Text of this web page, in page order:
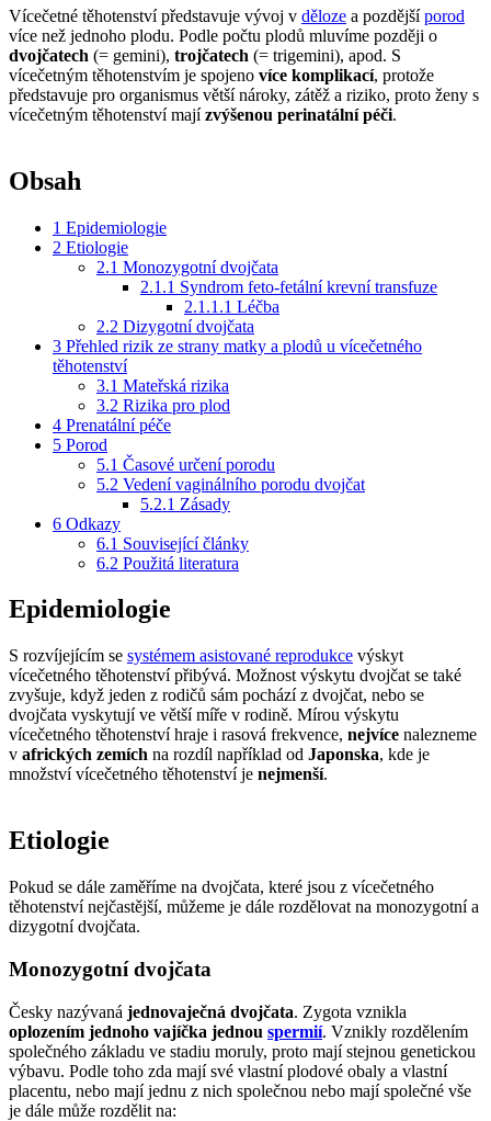
Vícečetné těhotenství představuje vývoj v děloze a pozdějšíporod
více než jednoho plodu. Podle počtu plodů mluvíme později o
dvojčatech (= gemini), trojčatech (= trigemini), apod. S
vícečetným těhotenstvím je spojeno více komplikací, protože
představuje pro organismus větší nároky, zátěž a riziko, proto ženy s
vícečetným těhotenství majízvýšenou perinatální péči.
Obsah
1 Epidemiologie
2 Etiologie
2.1 Monozygotní dvojčata
2.1.1 Syndrom feto-fetální krevní transfuze
2.1.1.1 Léčba
2.2 Dizygotní dvojčata
3 Přehled rizik ze strany matky a plodů u vícečetného
těhotenství
3.1 Mateřská rizika
3.2 Rizika pro plod
4 Prenatální péče
5 Porod
5.1 Časové určení porodu
5.2 Vedení vaginálního porodu dvojčat
5.2.1 Zásady
6 Odkazy
6.1 Související články
6.2 Použitá literatura
Epidemiologie
S rozvíjejícím se systémem asistované reprodukce výskyt
vícečetného těhotenství přibývá. Možnost výskytu dvojčat se také
zvyšuje, když jeden z rodičů sám pochází z dvojčat, nebo se
dvojčata vyskytují ve větší míře v rodině. Mírou výskytu
vícečetného těhotenství hraje i rasová frekvence, nejvíce nalezneme
v afrických zemích na rozdíl například od Japonska, kde je
množství vícečetného těhotenství je nejmenší.
Etiologie
Pokud se dále zaměříme na dvojčata, které jsou z vícečetného
těhotenství nejčastější, můžeme je dále rozdělovat na monozygotní a
dizygotní dvojčata.
Monozygotní dvojčata
Česky nazývaná jednovaječná dvojčata. Zygota vznikla
oplozením jednoho vajíčka jednou spermií. Vznikly rozdělením
společného základu ve stadiu moruly, proto mají stejnou genetickou
výbavu. Podle toho zda mají své vlastní plodové obaly a vlastní
placentu, nebo mají jednu z nich společnou nebo mají společné vše
je dále může rozdělit na: